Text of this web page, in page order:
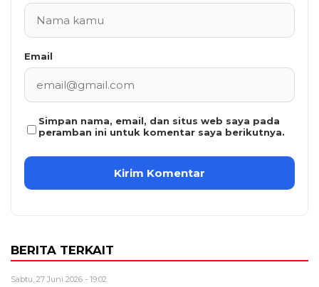
Email
Simpan nama, email, dan situs web saya pada
peramban ini untuk komentar saya berikutnya.
BERITA TERKAIT
Sabtu, 27 Juni 2026 - 19:02